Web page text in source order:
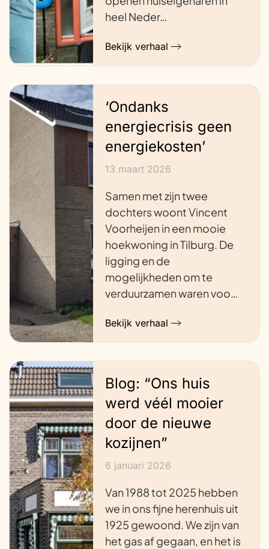
heel Neder…
Bekijk verhaal
‘Ondanks
energiecrisis geen
energiekosten’
13 maart 2026
Samen met zijn twee
dochters woont Vincent
Voorheijen in een mooie
hoekwoning in Tilburg. De
ligging en de
mogelijkheden om te
verduurzamen waren voo…
Bekijk verhaal
Blog: “Ons huis
werd véél mooier
door de nieuwe
kozijnen”
6 januari 2026
Van 1988 tot 2025 hebben
we in ons fijne herenhuis uit
1925 gewoond. We zijn van
het gas af gegaan, en het is